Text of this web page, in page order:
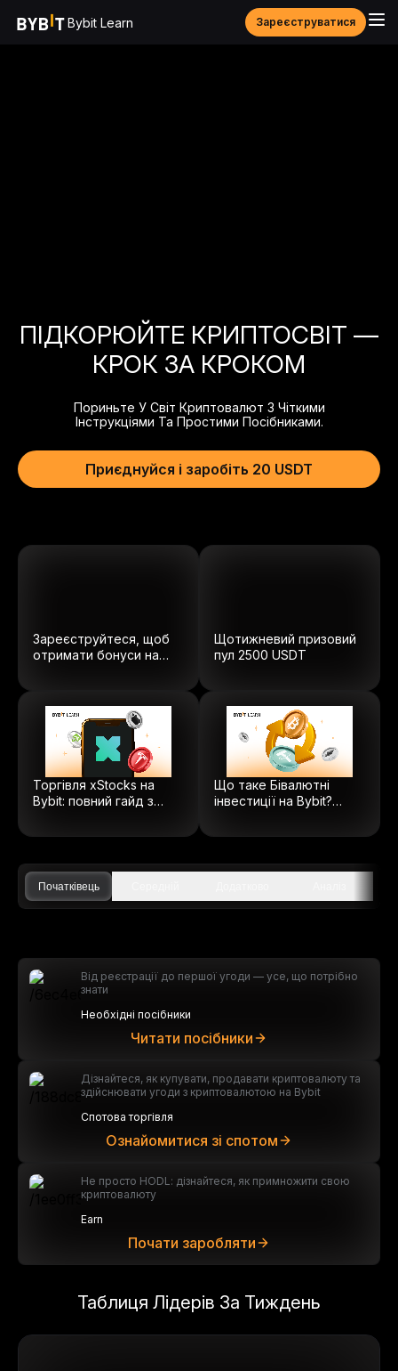
Bybit Learn Зареєструватися
ПІДКОРЮЙТЕ КРИПТОСВІТ —
КРОК ЗА КРОКОМ
Пориньте У Світ Криптовалют З Чіткими
Інструкціями Та Простими Посібниками.
Приєднуйся і заробіть 20 USDT
Зареєструйтеся, щоб
отримати бонуси на
Щотижневий призовий
пул 2500 USDT
Торгівля xStocks на
Bybit: повний гайд з
Що таке Бівалютні
інвестиції на Bybit?
Початківець
Від реєстрації до першої угоди — усе, що потрібно
знати
Необхідні посібники
Читати посібники
Дізнайтеся, як купувати, продавати криптовалюту та
здійснювати угоди з криптовалютою на Bybit
Спотова торгівля
Ознайомитися зі спотом
Не просто HODL: дізнайтеся, як примножити свою
криптовалюту
Earn
Почати заробляти
Таблиця Лідерів За Тиждень